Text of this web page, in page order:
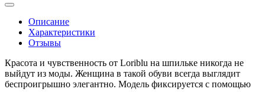
Описание
Характеристики
Отзывы
Красота и чувственность от Loriblu на шпильке никогда не
выйдут из моды. Женщина в такой обуви всегда выглядит
беспроигрышно элегантно. Модель фиксируется с помощью